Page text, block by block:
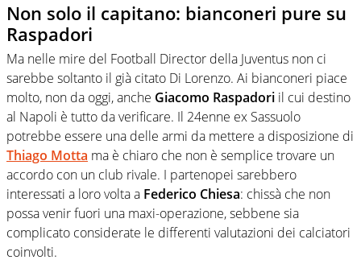
Non solo il capitano: bianconeri pure su
Raspadori
Ma nelle mire del Football Director della Juventus non ci
sarebbe soltanto il già citato Di Lorenzo. Ai bianconeri piace
molto, non da oggi, anche Giacomo Raspadori il cui destino
al Napoli è tutto da verificare. Il 24enne ex Sassuolo
potrebbe essere una delle armi da mettere a disposizione di
Thiago Motta ma è chiaro che non è semplice trovare un
accordo con un club rivale. I partenopei sarebbero
interessati a loro volta a Federico Chiesa: chissà che non
possa venir fuori una maxi-operazione, sebbene sia
complicato considerate le differenti valutazioni dei calciatori
coinvolti.